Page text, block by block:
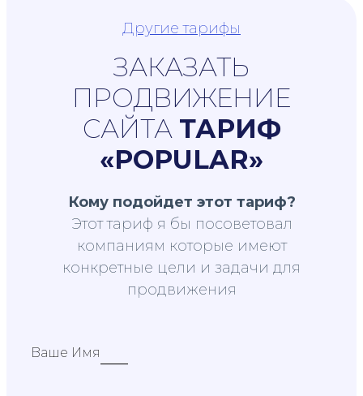
Другие тарифы
ЗАКАЗАТЬ
ПРОДВИЖЕНИЕ
САЙТА ТАРИФ
«POPULAR»
Кому подойдет этот тариф?
Этот тариф я бы посоветовал
компаниям которые имеют
конкретные цели и задачи для
продвижения
Ваше Имя